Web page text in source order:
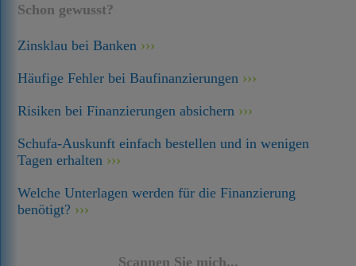
Schon gewusst?
Zinsklau bei Banken
Häufige Fehler bei Baufinanzierungen
Risiken bei Finanzierungen absichern
Schufa-Auskunft einfach bestellen und in wenigen
Tagen erhalten
Welche Unterlagen werden für die Finanzierung
benötigt?
Scannen Sie mich...